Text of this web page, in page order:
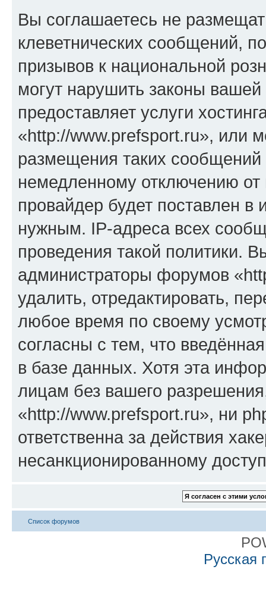
Вы соглашаетесь не
клеветнических сообщений,
призывов к национальной
могут нарушить законы
предоставляет услуги
«http://www.prefsport.ru», или
размещения таких
немедленному отключению
провайдер будет поставлен в
нужным. IP-адреса всех
проведения такой политики.
администраторы форумов
удалить, отредактировать,
любое время по своему
согласны с тем, что
в базе данных. Хотя эта
лицам без вашего
«http://www.prefsport.ru», ни
ответственна за действия
несанкционированному
Список форумов
Русская